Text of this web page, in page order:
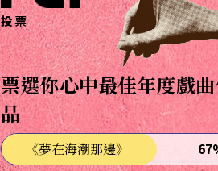
投票
票選你心中最佳年度戲
品
《夢在海潮那邊》